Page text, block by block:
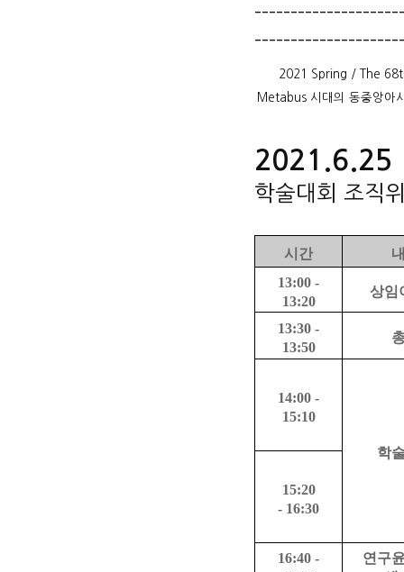
2021 Spring / The 68
Metabus 시대의 동중앙아
2021.6.25
학술대회 조직
시간
13:00 -
13:20
상임
13:30 -
13:50
14:00 -
15:10
학
15:20
- 16:30
16:40 -
연구